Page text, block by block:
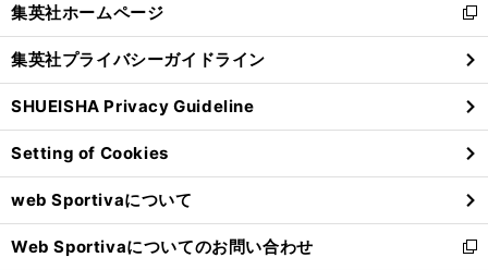
。
日
前
閉
る
集英社ホームページ
新
し
い
ウ
ィ
ン
ド
ウ
で
開
く
集英社プライバシーガイドライン
SHUEISHA Privacy Guideline
Setting of Cookies
web Sportivaについて
Web Sportivaについてのお問い合わせ
新